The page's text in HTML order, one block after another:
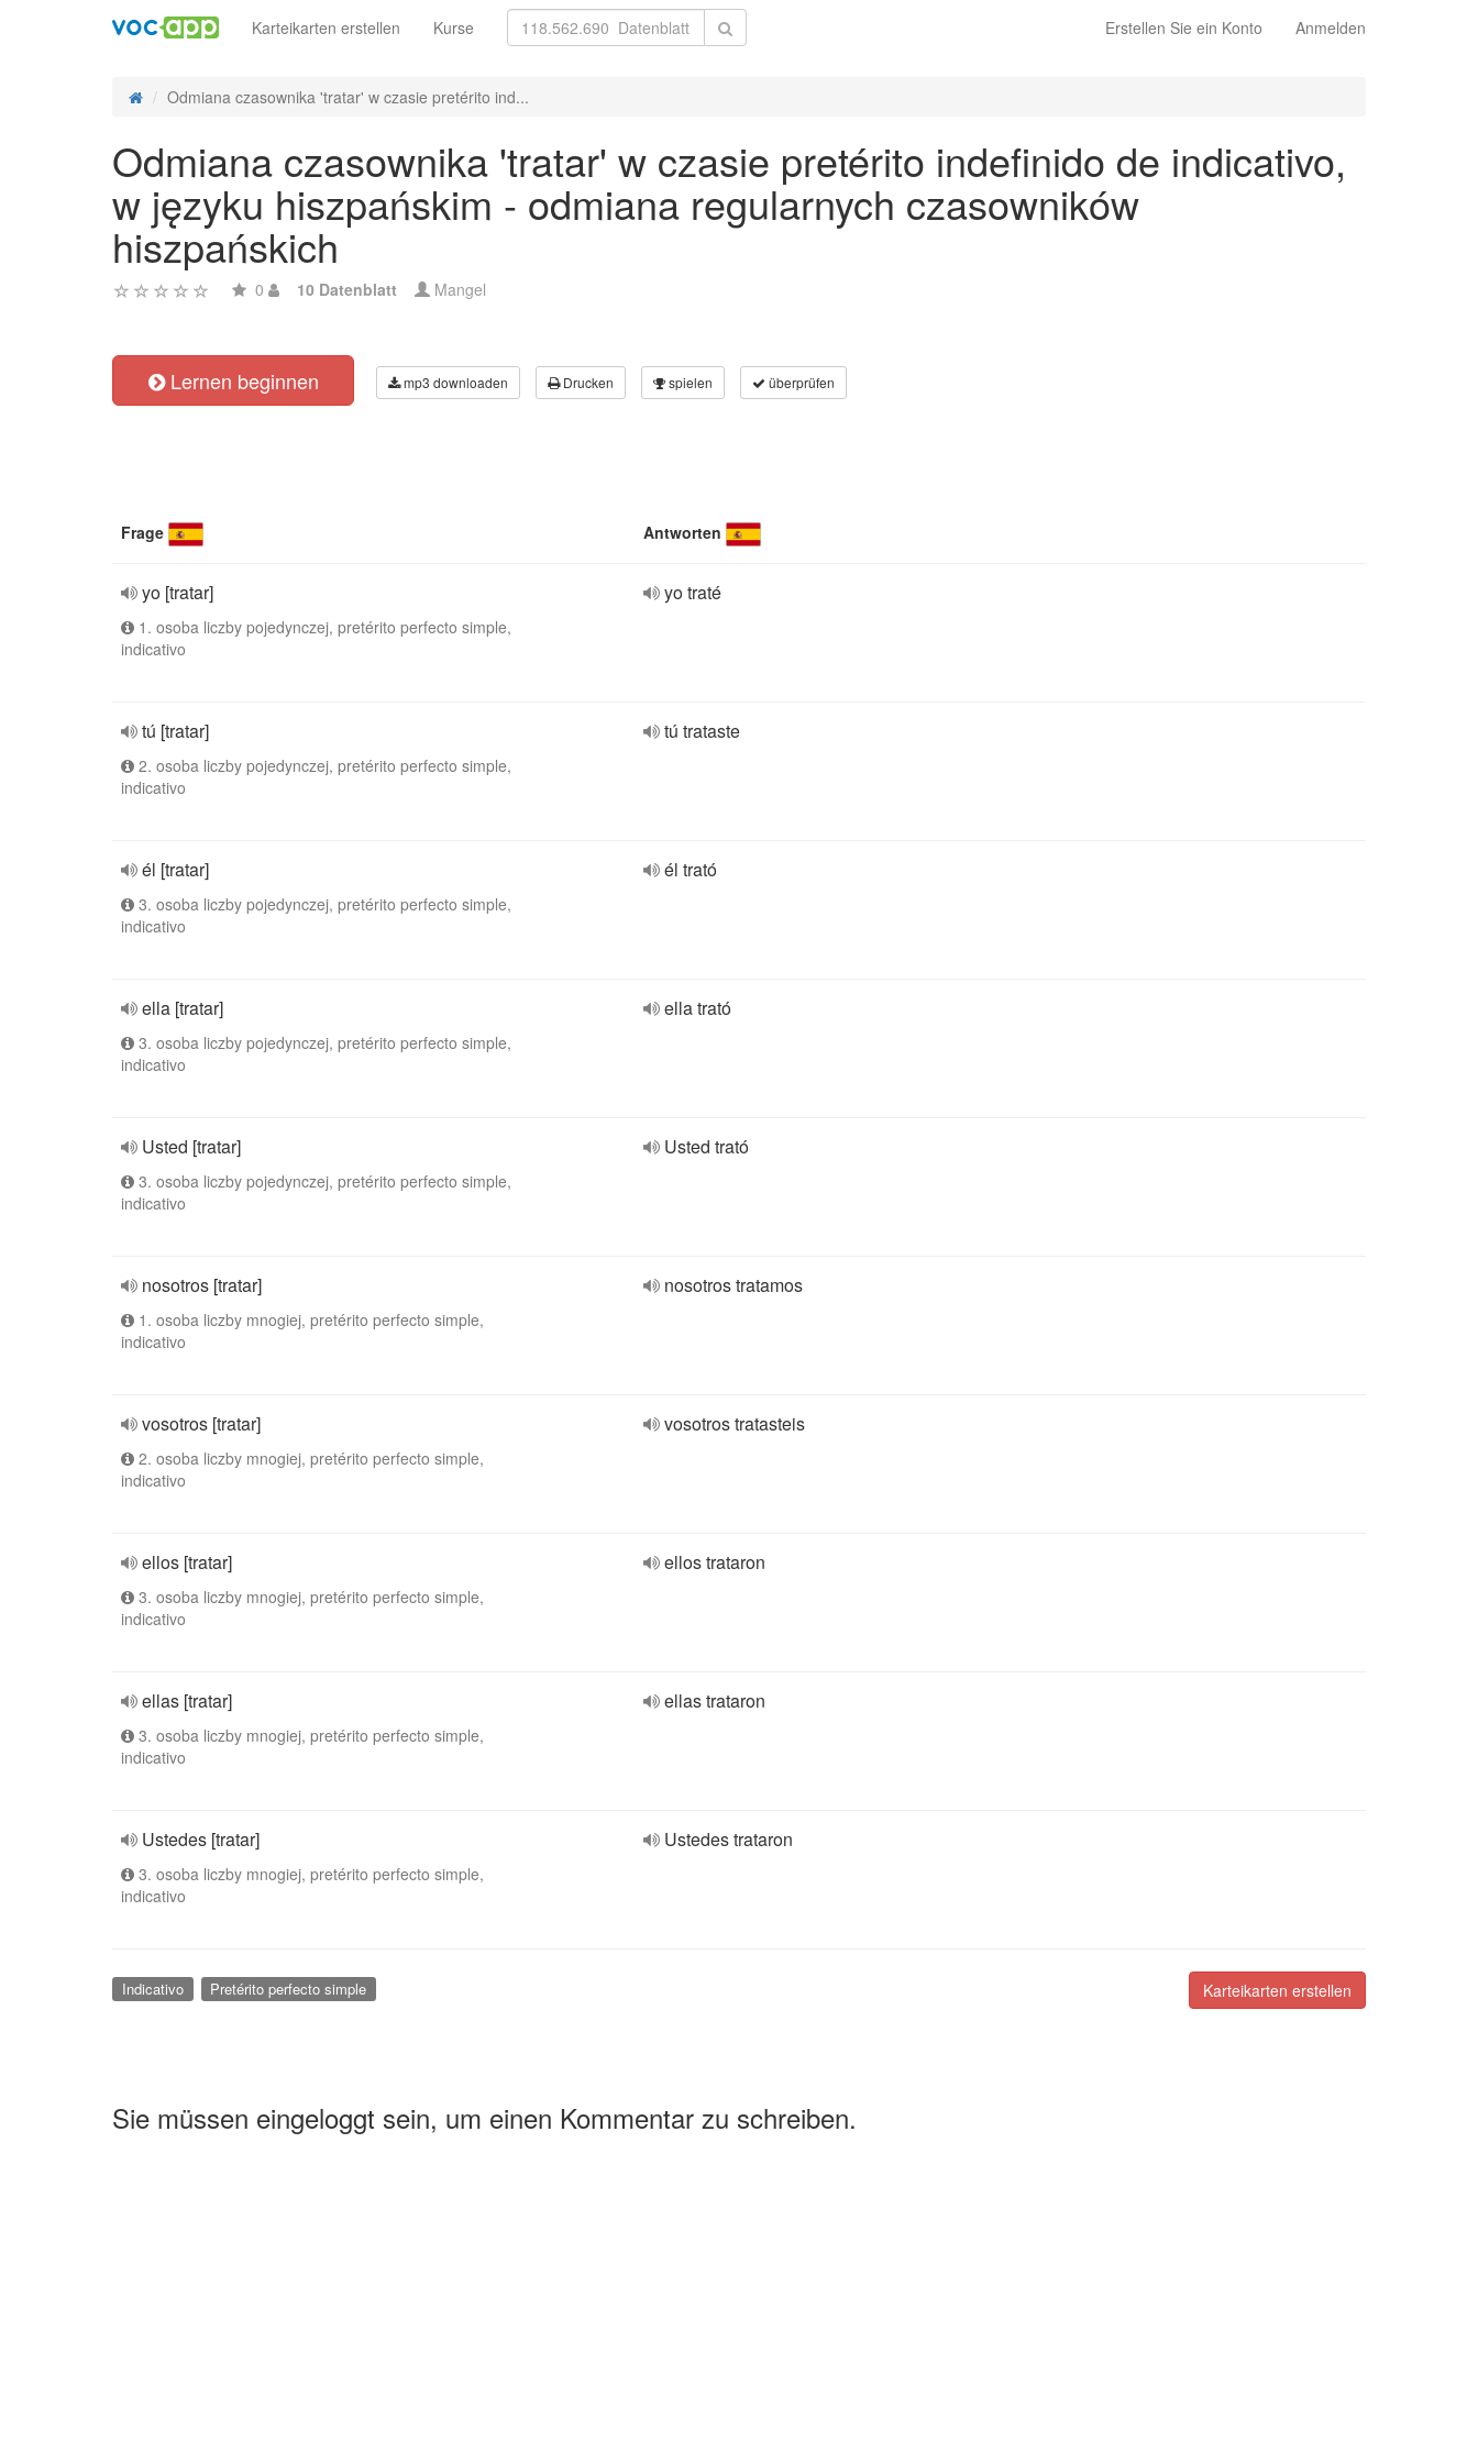
Erstellen Sie ein Konto Anmelden
Karteikarten erstellen Kurse
Odmiana czasownika 'tratar' w czasie pretérito ind...
Odmiana czasownika 'tratar' w czasie pretérito indefinido de indicativo,
w języku hiszpańskim - odmiana regularnych czasowników
hiszpańskich
0 10 Datenblatt Mangel
Lernen beginnen mp3 downloaden Drucken spielen überprüfen
Frage Antworten
yo [tratar]
1. osoba liczby pojedynczej, pretérito perfecto simple,
indicativo
yo traté
tú [tratar]
2. osoba liczby pojedynczej, pretérito perfecto simple,
indicativo
tú trataste
él [tratar]
3. osoba liczby pojedynczej, pretérito perfecto simple,
indicativo
él trató
ella [tratar]
3. osoba liczby pojedynczej, pretérito perfecto simple,
indicativo
ella trató
Usted [tratar]
3. osoba liczby pojedynczej, pretérito perfecto simple,
indicativo
Usted trató
nosotros [tratar]
1. osoba liczby mnogiej, pretérito perfecto simple,
indicativo
nosotros tratamos
vosotros [tratar]
2. osoba liczby mnogiej, pretérito perfecto simple,
indicativo
vosotros tratasteis
ellos [tratar]
3. osoba liczby mnogiej, pretérito perfecto simple,
indicativo
ellos trataron
ellas [tratar]
3. osoba liczby mnogiej, pretérito perfecto simple,
indicativo
ellas trataron
Ustedes [tratar]
3. osoba liczby mnogiej, pretérito perfecto simple,
indicativo
Ustedes trataron
Karteikarten erstellen
Indicativo Pretérito perfecto simple
Sie müssen eingeloggt sein, um einen Kommentar zu schreiben.